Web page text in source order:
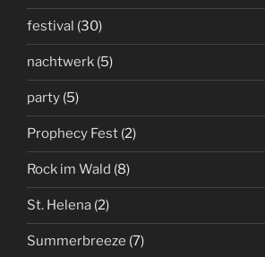
festival (30)
nachtwerk (5)
party (5)
Prophecy Fest (2)
Rock im Wald (8)
St. Helena (2)
Summerbreeze (7)